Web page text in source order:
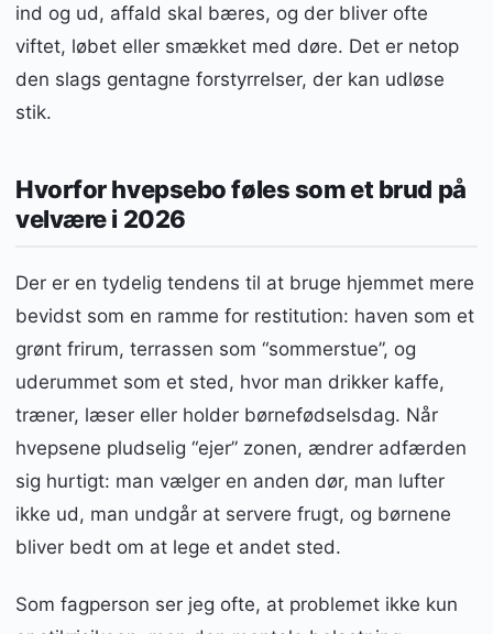
ind og ud, affald skal bæres, og der bliver ofte
viftet, løbet eller smækket med døre. Det er netop
den slags gentagne forstyrrelser, der kan udløse
stik.
Hvorfor hvepsebo føles som et brud på
velvære i 2026
Der er en tydelig tendens til at bruge hjemmet mere
bevidst som en ramme for restitution: haven som et
grønt frirum, terrassen som “sommerstue”, og
uderummet som et sted, hvor man drikker kaffe,
træner, læser eller holder børnefødselsdag. Når
hvepsene pludselig “ejer” zonen, ændrer adfærden
sig hurtigt: man vælger en anden dør, man lufter
ikke ud, man undgår at servere frugt, og børnene
bliver bedt om at lege et andet sted.
Som fagperson ser jeg ofte, at problemet ikke kun